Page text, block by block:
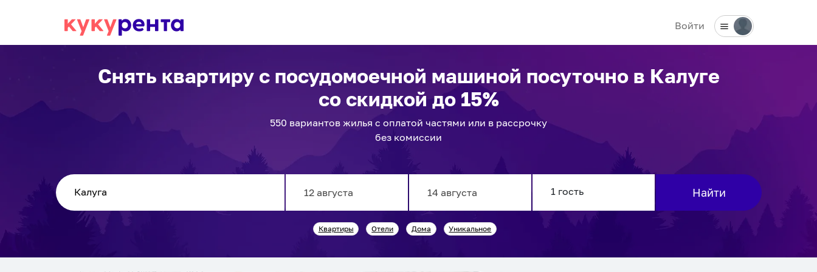
Войти
Снять квартиру с посудомоечной машиной посуточно в Калуге
со скидкой до 15%
550 вариантов жилья с оплатой частями или в рассрочку
без комиссии
forward
interact
backward
interact
Найти
Квартиры Отели Дома Уникальное